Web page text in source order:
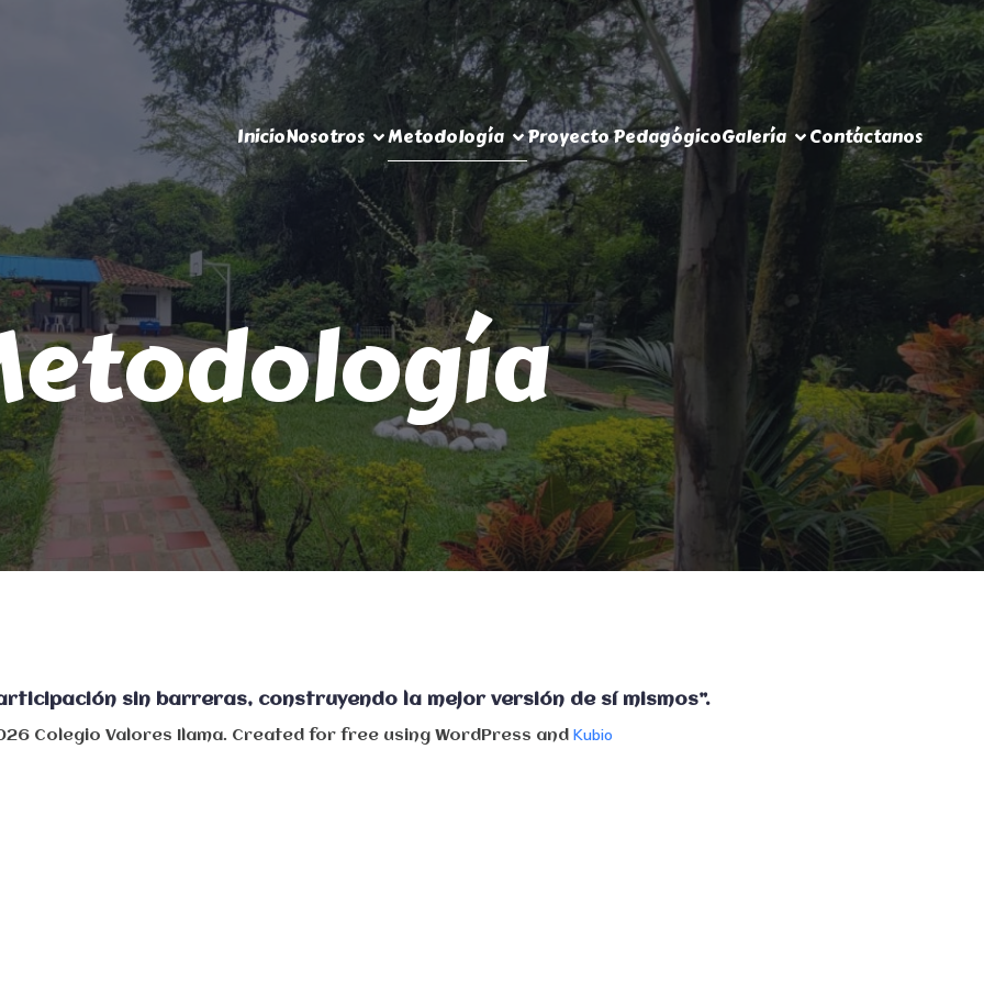
InicioNosotros Metodología Proyecto PedagógicoGalería Contáctanos
sin barreras, construyendo la mejor versión de sí mismos”.
Colegio Valores Ilama. Created for free using WordPress and Kubio